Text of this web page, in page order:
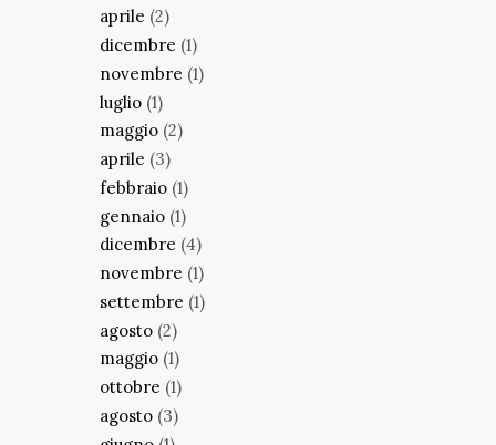
aprile (2)
dicembre (1)
novembre (1)
luglio (1)
maggio (2)
aprile (3)
febbraio (1)
gennaio (1)
dicembre (4)
novembre (1)
settembre (1)
agosto (2)
maggio (1)
ottobre (1)
agosto (3)